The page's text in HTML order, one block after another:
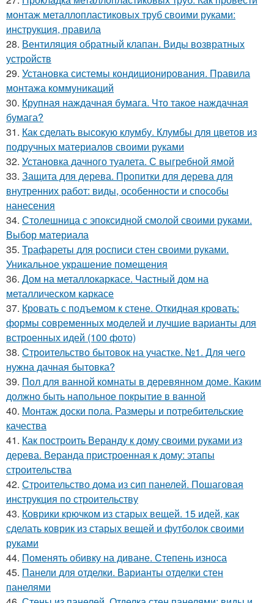
монтаж металлопластиковых труб своими руками:
инструкция, правила
28. Вентиляция обратный клапан. Виды возвратных
устройств
29. Установка системы кондиционирования. Правила
монтажа коммуникаций
30. Крупная наждачная бумага. Что такое наждачная
бумага?
31. Как сделать высокую клумбу. Клумбы для цветов из
подручных материалов своими руками
32. Установка дачного туалета. С выгребной ямой
33. Защита для дерева. Пропитки для дерева для
внутренних работ: виды, особенности и способы
нанесения
34. Столешница с эпоксидной смолой своими руками.
Выбор материала
35. Трафареты для росписи стен своими руками.
Уникальное украшение помещения
36. Дом на металлокаркасе. Частный дом на
металлическом каркасе
37. Кровать с подъемом к стене. Откидная кровать:
формы современных моделей и лучшие варианты для
встроенных идей (100 фото)
38. Строительство бытовок на участке. №1. Для чего
нужна дачная бытовка?
39. Пол для ванной комнаты в деревянном доме. Каким
должно быть напольное покрытие в ванной
40. Монтаж доски пола. Размеры и потребительские
качества
41. Как построить Веранду к дому своими руками из
дерева. Веранда пристроенная к дому: этапы
строительства
42. Строительство дома из сип панелей. Пошаговая
инструкция по строительству
43. Коврики крючком из старых вещей. 15 идей, как
сделать коврик из старых вещей и футболок своими
руками
44. Поменять обивку на диване. Степень износа
45. Панели для отделки. Варианты отделки стен
панелями